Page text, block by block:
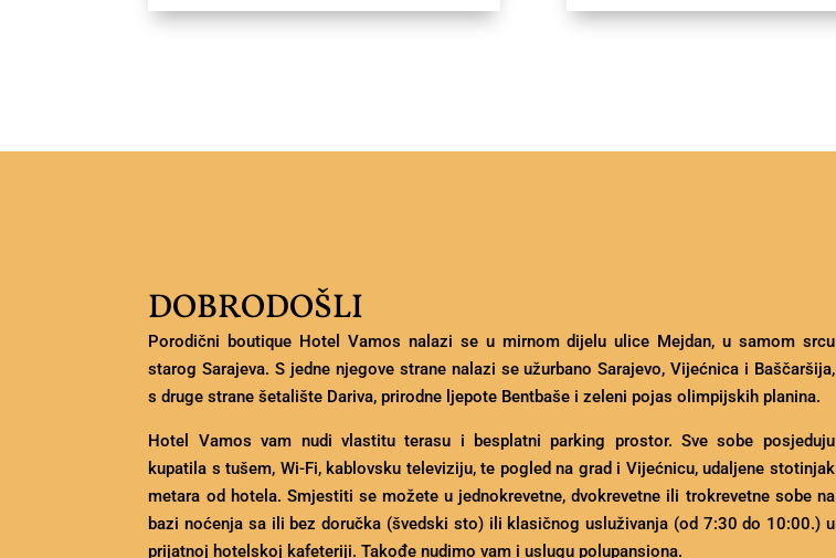
DOBRODOŠLI
Porodični boutique Hotel Vamos nalazi se u mirnom dijelu ulice Mejdan, u samom srcu
starog Sarajeva. S jedne njegove strane nalazi se užurbano Sarajevo, Vijećnica i Baščaršija,
s druge strane šetalište Dariva, prirodne ljepote Bentbaše i zeleni pojas olimpijskih planina.
Hotel Vamos vam nudi vlastitu terasu i besplatni parking prostor. Sve sobe posjeduju
kupatila s tušem, Wi-Fi, kablovsku televiziju, te pogled na grad i Vijećnicu, udaljene stotinjak
metara od hotela. Smjestiti se možete u jednokrevetne, dvokrevetne ili trokrevetne sobe na
bazi noćenja sa ili bez doručka (švedski sto) ili klasičnog usluživanja (od 7:30 do 10:00.) u
prijatnoj hotelskoj kafeteriji. Takođe nudimo vam i uslugu polupansiona.